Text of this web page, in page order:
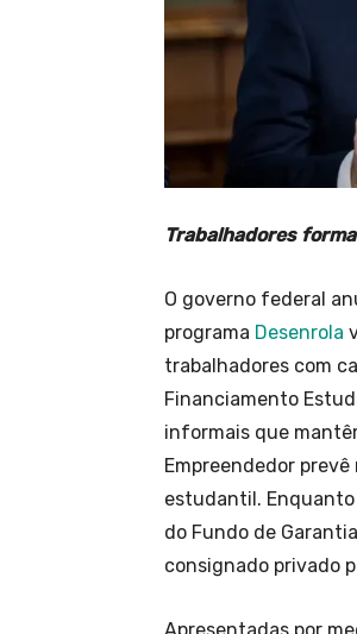
Trabalhadores
O governo federal
programa Desenrola
trabalhadores com
Financiamento
informais que
Empreendedor
estudantil. Enquanto
do Fundo de
consignado privado